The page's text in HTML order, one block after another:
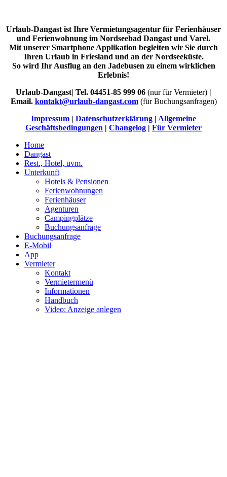
Urlaub-Dangast ist Ihre Vermietungsagentur für Ferienhäuser
und Ferienwohnung im Nordseebad Dangast und Varel.
Mit unserer Smartphone Applikation begleiten wir Sie durch
Ihren Urlaub in Friesland und an der Nordseeküste.
So wird Ihr Ausflug an den Jadebusen zu einem wirklichen
Erlebnis!
Urlaub-Dangast| Tel. 04451-85 999 06 (nur für Vermieter) |
Email. kontakt@urlaub-dangast.com (für Buchungsanfragen)
Impressum | Datenschutzerklärung | Allgemeine
Geschäftsbedingungen | Changelog | Für Vermieter
Home
Dangast
Rest., Hotel, uvm.
Unterkunft
Hotels & Pensionen
Ferienwohnungen
Ferienhäuser
Agenturen
Campingplätze
Buchungsanfrage
Buchungsanfrage
E-Mobil
App
Vermieter
Kontakt
Vermietermenü
Informationen
Handbuch
Video: Anzeige anlegen